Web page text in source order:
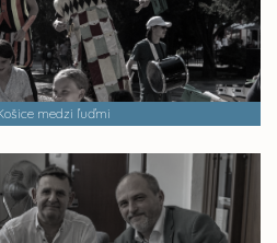
medzi ľuďmi